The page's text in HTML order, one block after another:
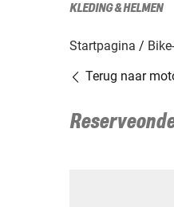
KLEDING & HELMEN
Startpagina
Terug naar